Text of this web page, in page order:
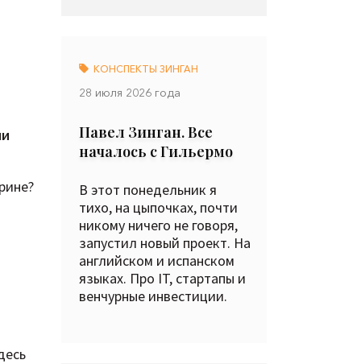
КОНСПЕКТЫ ЗИНГАН
28 июля 2026 года
Павел Зинган. Все
началось с Гильермо
В этот понедельник я
тихо, на цыпочках, почти
никому ничего не говоря,
запустил новый проект. На
английском и испанском
языках. Про IT, стартапы и
венчурные инвестиции.